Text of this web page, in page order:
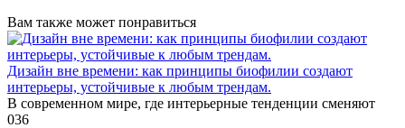
Вам также может понравиться
Дизайн вне времени: как принципы биофилии создают
интерьеры, устойчивые к любым трендам.
В современном мире, где интерьерные тенденции сменяют
036